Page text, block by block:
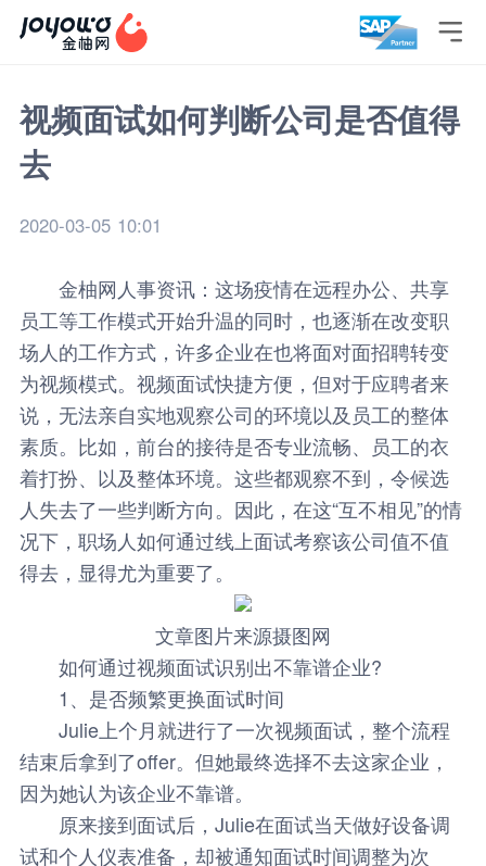

视频面试如何判断公司是否值得
去
2020-03-05 10:01
金柚网 人事资讯：这场疫情在远程办公、共享
员工等工作模式开始升温的同时，也逐渐在改变职
场人的工作方式，许多企业在也将面对面招聘转变
为视频模式。视频面试快捷方便，但对于应聘者来
说，无法亲自实地观察公司的环境以及员工的整体
素质。比如，前台的接待是否专业流畅、员工的衣
着打扮、以及整体环境。这些都观察不到，令候选
人失去了一些判断方向。因此，在这“互不相见”的情
况下，职场人如何通过线上面试考察该公司值不值
得去，显得尤为重要了。
文章图片来源摄图网
如何通过视频面试识别出不靠谱企业?
1、是否频繁更换面试时间
Julie上个月就进行了一次视频面试，整个流程
结束后拿到了offer。但她最终选择不去这家企业，
因为她认为该企业不靠谱。
原来接到面试后，Julie在面试当天做好设备调
试和个人仪表准备，却被通知面试时间调整为次